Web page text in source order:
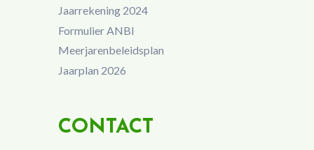
Jaarrekening 2024
Formulier ANBI
Meerjarenbeleidsplan
Jaarplan 2026
CONTACT